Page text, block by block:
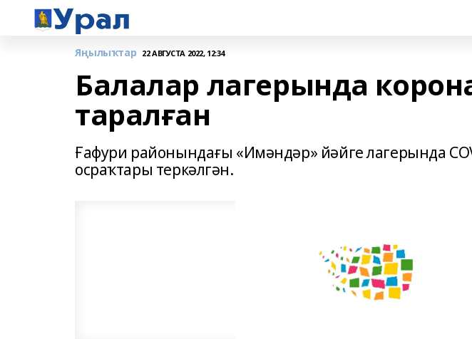
Яңылыҡтар 22 АВГУСТА 2022, 12:34
Балалар лагерында
таралған
Ғафури районындағы «Имәндәр» йәйге лагерында
осраҡтары теркәлгән.